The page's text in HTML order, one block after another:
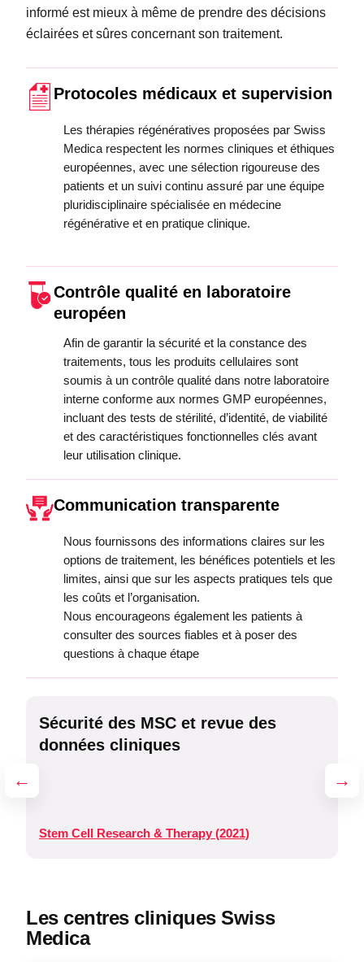
informé est mieux à même de prendre des décisions
éclairées et sûres concernant son traitement.
Protocoles médicaux et supervision
Les thérapies régénératives proposées par Swiss
Medica respectent les normes cliniques et éthiques
européennes, avec une sélection rigoureuse des
patients et un suivi continu assuré par une équipe
pluridisciplinaire spécialisée en médecine
régénérative et en pratique clinique.
Contrôle qualité en laboratoire
européen
Afin de garantir la sécurité et la constance des
traitements, tous les produits cellulaires sont
soumis à un contrôle qualité dans notre laboratoire
interne conforme aux normes GMP européennes,
incluant des tests de stérilité, d’identité, de viabilité
et des caractéristiques fonctionnelles clés avant
leur utilisation clinique.
Communication transparente
Nous fournissons des informations claires sur les
options de traitement, les bénéfices potentiels et les
limites, ainsi que sur les aspects pratiques tels que
les coûts et l’organisation.
Nous encourageons également les patients à
consulter des sources fiables et à poser des
questions à chaque étape
←
Sécurité des MSC et revue des
données cliniques
Stem Cell Research & Therapy (2021)
→
Les centres cliniques Swiss
Medica